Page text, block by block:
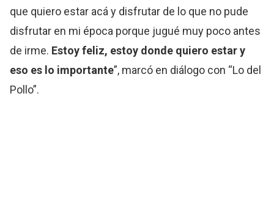
que quiero estar acá y disfrutar de lo que no pude
disfrutar en mi época porque jugué muy poco antes
de irme. Estoy feliz, estoy donde quiero estar y
eso es lo importante”, marcó en diálogo con “Lo del
Pollo”.